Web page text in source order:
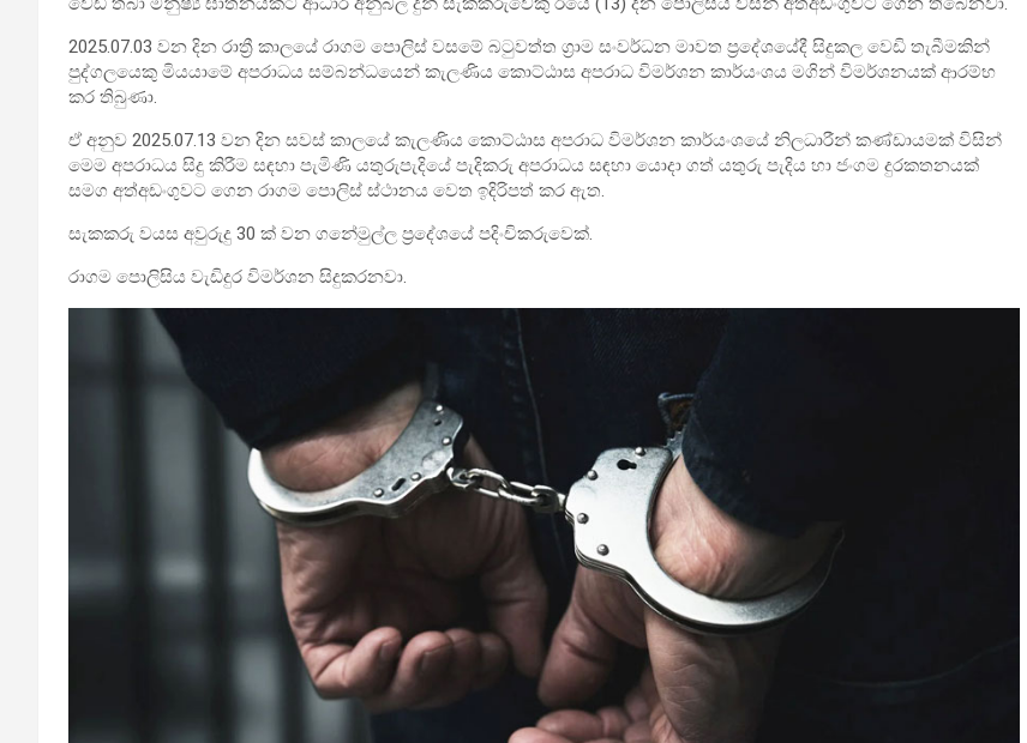
2025.07.03 වන දින රාත්‍රී කාලයේ රාගම පොලිස් වසමේ බටුවත්ත ග්‍රාම සංවර්ධන මාවත ප්‍රදේශයේදී සිදුකල වෙඩි තැබීමකින්
පුද්ගලයෙකු මියයාමේ අපරාධය සම්බන්ධයෙන් කැලණිය කොට්ඨාස අපරාධ විමර්ශන කාර්යංශය මගින් විමර්ශනයක් ආරම්භ
කර තිබුණා.
ඒ අනුව 2025.07.13 වන දින සවස් කාලයේ කැලණිය කොට්ඨාස අපරාධ විමර්ශන කාර්යංශයේ නිලධාරීන් කණ්ඩායමක් විසින්
මෙම අපරාධය සිදු කිරීම සඳහා පැමිණි යතුරුපැදියේ පැදිකරු අපරාධය සඳහා යොදා ගත් යතුරු පැදිය හා ජංගම දුරකතනයක්
සමග අත්අඩංගුවට ගෙන රාගම පොලිස් ස්ථානය වෙත ඉදිරිපත් කර ඇත.
සැකකරු වයස අවුරුදු 30 ක් වන ගනේමුල්ල ප්‍රදේශයේ පදිංචිකරුවෙක්.
රාගම පොලිසිය වැඩිදුර විමර්ශන සිදුකරනවා.